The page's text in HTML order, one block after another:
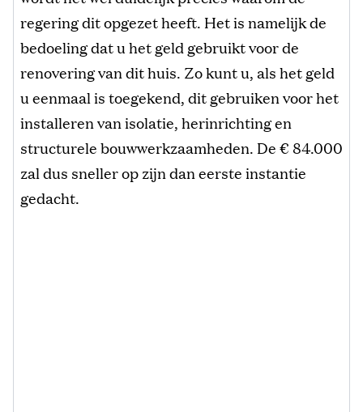
regering dit opgezet heeft. Het is namelijk de
bedoeling dat u het geld gebruikt voor de
renovering van dit huis. Zo kunt u, als het geld
u eenmaal is toegekend, dit gebruiken voor het
installeren van isolatie, herinrichting en
structurele bouwwerkzaamheden. De € 84.000
zal dus sneller op zijn dan eerste instantie
gedacht.